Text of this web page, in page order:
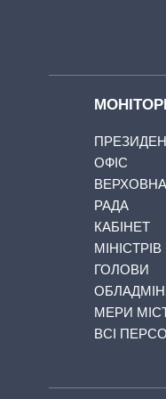
ОФІС
ВЕРХОВНА
РАДА
КАБІНЕТ
МІНІСТРІВ
ГОЛОВИ
МЕРИ
ВСІ